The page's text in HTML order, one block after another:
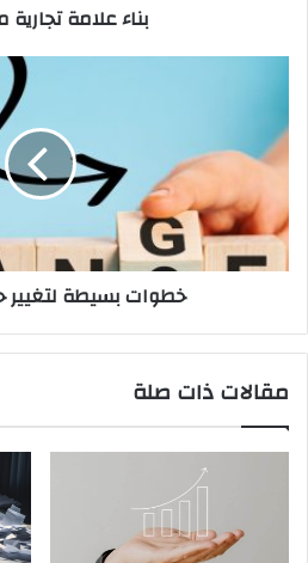
بناء علامة
خطوات بسيطة لتغيير
مقالات ذات صلة